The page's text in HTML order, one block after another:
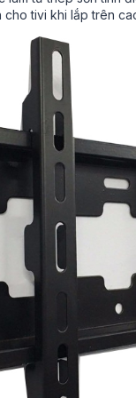
cho tivi khi lắp trên